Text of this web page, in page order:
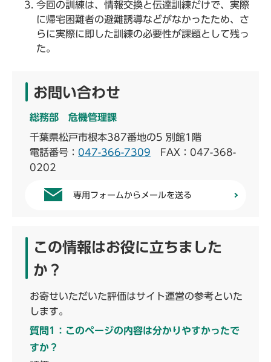
今回の訓練は、情報交換と伝達訓練だけで、実際
に帰宅困難者の避難誘導などがなかったため、さ
らに実際に即した訓練の必要性が課題として残っ
た。
お問い合わせ
総務部 危機管理課
千葉県松戸市根本387番地の5 別館1階
電話番号： 047-366-7309 FAX：047-368-
0202
専用フォームからメールを送る
この情報はお役に立ちました
か？
お寄せいただいた評価はサイト運営の参考といた
します。
質問1：このページの内容は分かりやすかったで
すか？